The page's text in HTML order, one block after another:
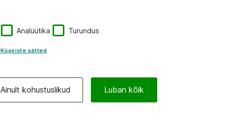
Analüütika Turundus
Küpsiste sätted
Ainult kohustuslikud Luban kõik